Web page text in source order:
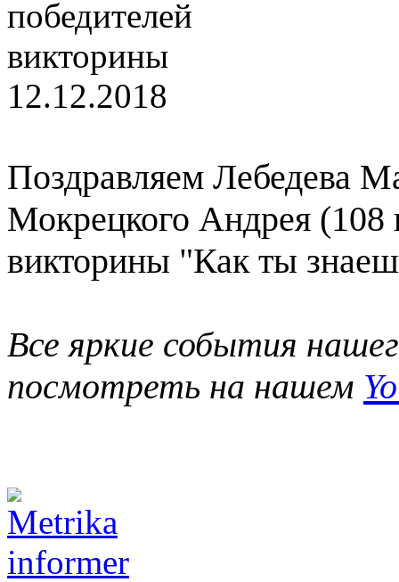
12.12.2018
Поздравляем Лебедева
Мокрецкого Андрея (108
викторины "Как ты
Все яркие события
посмотреть на нашем